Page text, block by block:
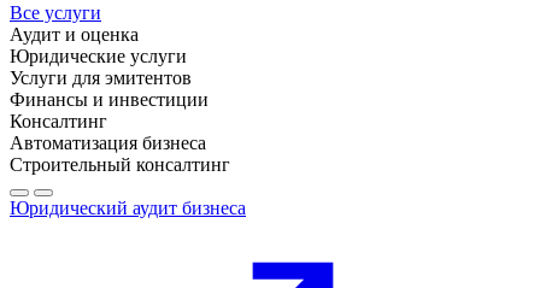
Все услуги
Аудит и оценка
Юридические услуги
Услуги для эмитентов
Финансы и инвестиции
Консалтинг
Автоматизация бизнеса
Строительный консалтинг
Юридический аудит бизнеса